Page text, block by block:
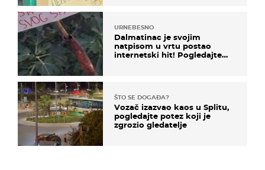
URNEBESNO
Dalmatinac je svojim
natpisom u vrtu postao
internetski hit! Pogledajte
ŠTO SE DOGAĐA?
Vozač izazvao kaos u Splitu,
pogledajte potez koji je
zgrozio gledatelje